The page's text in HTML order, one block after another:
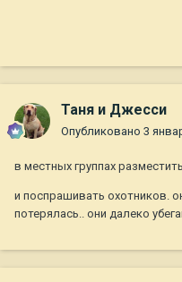
Таня и Джесси
Опубликовано 3
в местных группах
и поспрашивать охотников.
потерялась.. они далеко